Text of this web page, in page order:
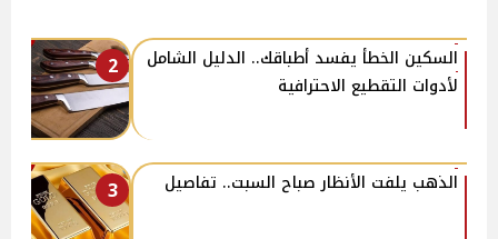
2
السكين الخطأ يفسد أطباقك.. الدليل الشامل
لأدوات التقطيع الاحترافية
3 الذهب يلفت الأنظار صباح السبت.. تفاصيل